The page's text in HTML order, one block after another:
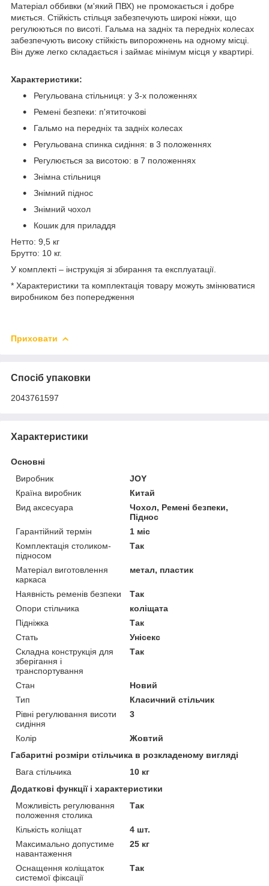
Матеріал оббивки (м'який ПВХ) не промокається і добре
миється. Стійкість стільця забезпечують широкі ніжки, що
регулюються по висоті. Гальма на задніх та передніх колесах
забезпечують високу стійкість випорожнень на одному місці.
Він дуже легко складається і займає мінімум місця у квартирі.
Характеристики:
Регульована стільниця: у 3-х положеннях
Ремені безпеки: п'ятиточкові
Гальмо на передніх та задніх колесах
Регульована спинка сидіння: в 3 положеннях
Регулюється за висотою: в 7 положеннях
Знімна стільниця
Знімний піднос
Знімний чохол
Кошик для приладдя
Нетто: 9,5 кг
Брутто: 10 кг.
У комплекті – інструкція зі збирання та експлуатації.
* Характеристики та комплектація товару можуть змінюватися
виробником без попередження
Приховати
Спосіб упаковки
2043761597
Характеристики
Основні
Виробник
JOY
Країна виробник
Китай
Вид аксесуара
Чохол, Ремені безпеки,
Піднос
Гарантійний термін
1 міс
Комплектація столиком-
підносом
Так
Матеріал виготовлення
каркаса
метал, пластик
Наявність ременів безпеки
Так
Опори стільчика
коліщата
Підніжка
Так
Стать
Унісекс
Складна конструкція для
зберігання і
транспортування
Так
Стан
Новий
Тип
Класичний стільчик
Рівні регулювання висоти
сидіння
3
Колір
Жовтий
Габаритні розміри стільчика в розкладеному вигляді
Вага стільчика
10 кг
Додаткові функції і характеристики
Можливість регулювання
положення столика
Так
Кількість коліщат
4 шт.
Максимально допустиме
навантаження
25 кг
Оснащення коліщаток
системої фіксації
Так